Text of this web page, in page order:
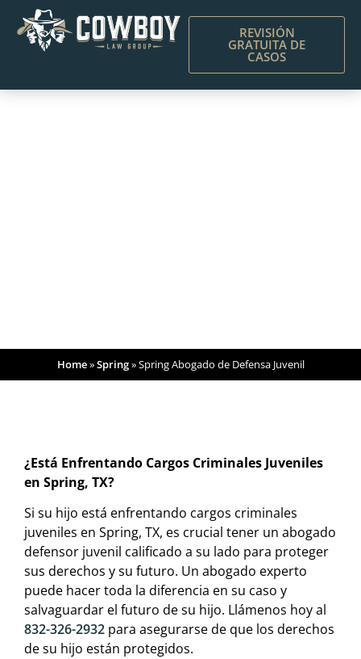
REVISIÓN
GRATUITA DE
CASOS
Home»Spring»Spring Abogado de Defensa Juvenil
¿Está Enfrentando Cargos Criminales Juveniles
en Spring, TX?
Si su hijo está enfrentando cargos criminales
juveniles en Spring, TX, es crucial tener un abogado
defensor juvenil calificado a su lado para proteger
sus derechos y su futuro. Un abogado experto
puede hacer toda la diferencia en su caso y
salvaguardar el futuro de su hijo. Llámenos hoy al
832-326-2932 para asegurarse de que los derechos
de su hijo están protegidos.